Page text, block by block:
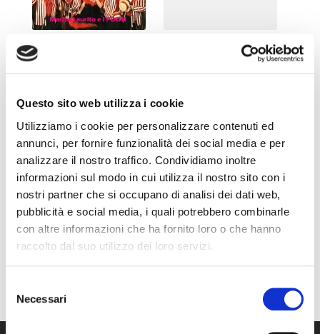
Questo sito web utilizza i cookie
Utilizziamo i cookie per personalizzare contenuti ed
annunci, per fornire funzionalità dei social media e per
analizzare il nostro traffico. Condividiamo inoltre
informazioni sul modo in cui utilizza il nostro sito con i
nostri partner che si occupano di analisi dei dati web,
pubblicità e social media, i quali potrebbero combinarle
con altre informazioni che ha fornito loro o che hanno
raccolto dal suo utilizzo dei loro servizi.
del
consenso
Necessari
Collection
Gigi Proietti e Renzo
Arbore – Dove sta
Zazà
Fantastico –
Celentano con
Marisa
Vasco Rossi a L’altra